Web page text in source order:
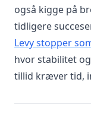
også kigge på
tidligere
Levy stopper
hvor stabilitet
tillid kræver tid,